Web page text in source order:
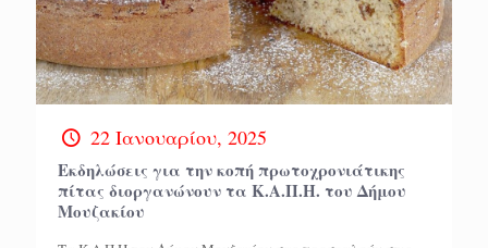
22 Ιανουαρίου, 2025
Εκδηλώσεις για την κοπή πρωτοχρονιάτικης
πίτας διοργανώνουν τα Κ.Α.Π.Η. του Δήμου
Μουζακίου